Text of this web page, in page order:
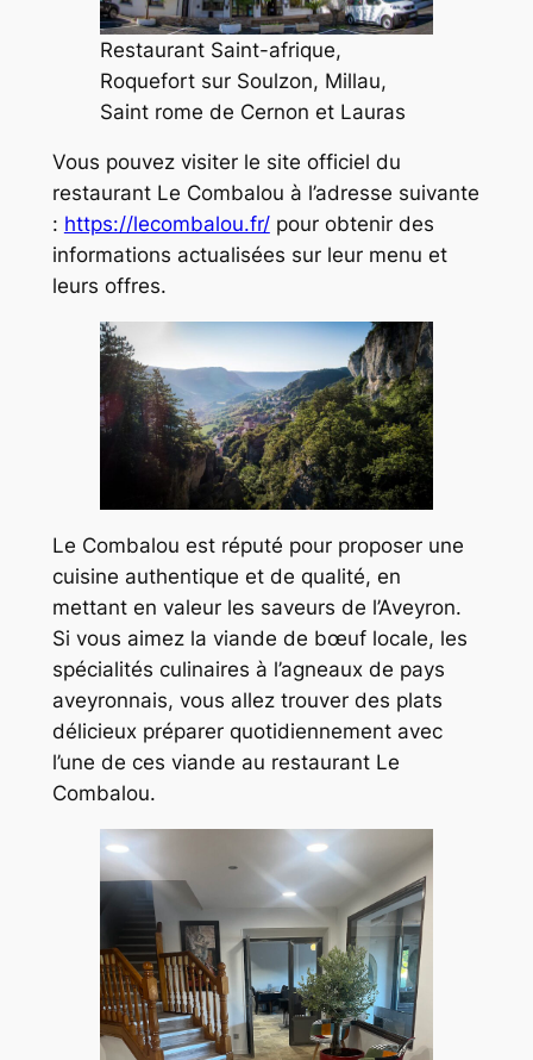
Restaurant Saint-afrique,
Roquefort sur Soulzon, Millau,
Saint rome de Cernon et Lauras
Vous pouvez visiter le site officiel du
restaurant Le Combalou à l’adresse suivante
: https://lecombalou.fr/pour obtenir des
informations actualisées sur leur menu et
leurs offres.
Le Combalou est réputé pour proposer une
cuisine authentique et de qualité, en
mettant en valeur les saveurs de l’Aveyron.
Si vous aimez la viande de bœuf locale, les
spécialités culinaires à l’agneaux de pays
aveyronnais, vous allez trouver des plats
délicieux préparer quotidiennement avec
l’une de ces viande au restaurant Le
Combalou.